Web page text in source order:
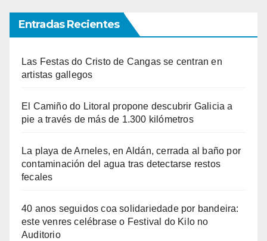
Entradas Recientes
Las Festas do Cristo de Cangas se centran en
artistas gallegos
El Camiño do Litoral propone descubrir Galicia a
pie a través de más de 1.300 kilómetros
La playa de Arneles, en Aldán, cerrada al baño por
contaminación del agua tras detectarse restos
fecales
40 anos seguidos coa solidariedade por bandeira:
este venres celébrase o Festival do Kilo no
Auditorio